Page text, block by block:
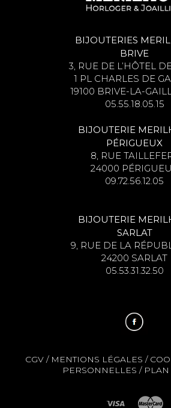
BIJOUTERIES
BRIVE
3, RUE DE L’HÔTEL
1 PL CHARLES DE
19100 BRIVE-LA-
05.55.18.05.15
BIJOUTERIE
PÉRIGUEUX
8, RUE
24000
09.72.56.12.05
BIJOUTERIE
SARLAT
9, RUE DE LA
24200 SARLAT
05.53.31.32.50
CGV/ MENTIONS LÉGALES /
PERSONNELLES / PLAN